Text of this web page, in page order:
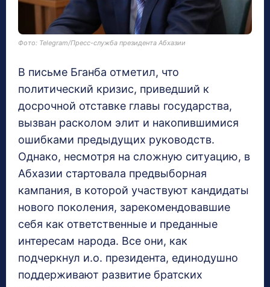
Фото: Telegram/Пресс-служба президента Абхазии
В письме Бганба отметил, что
политический кризис, приведший к
досрочной отставке главы государства,
вызван расколом элит и накопившимися
ошибками предыдущих руководств.
Однако, несмотря на сложную ситуацию, в
Абхазии стартовала предвыборная
кампания, в которой участвуют кандидаты
нового поколения, зарекомендовавшие
себя как ответственные и преданные
интересам народа. Все они, как
подчеркнул и.о. президента, единодушно
поддерживают развитие братских